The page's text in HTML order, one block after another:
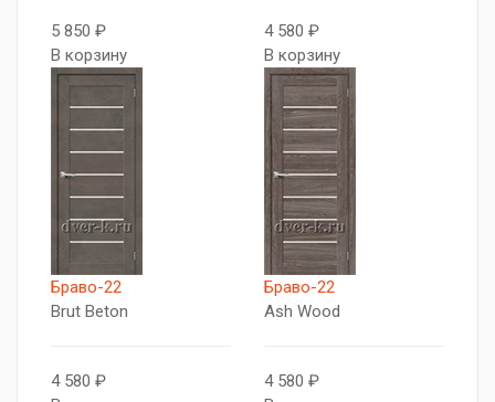
5 850 ₽
В корзину
4 580 ₽
В корзину
Браво-22
Brut Beton
4 580 ₽
Браво-22
Ash Wood
4 580 ₽